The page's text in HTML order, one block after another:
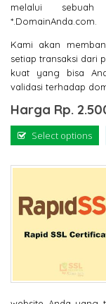
melalui
*.DomainAnda.com.
Kami akan
setiap transaksi dari
kuat yang bisa
validasi terhadap
Harga Rp.
Select options